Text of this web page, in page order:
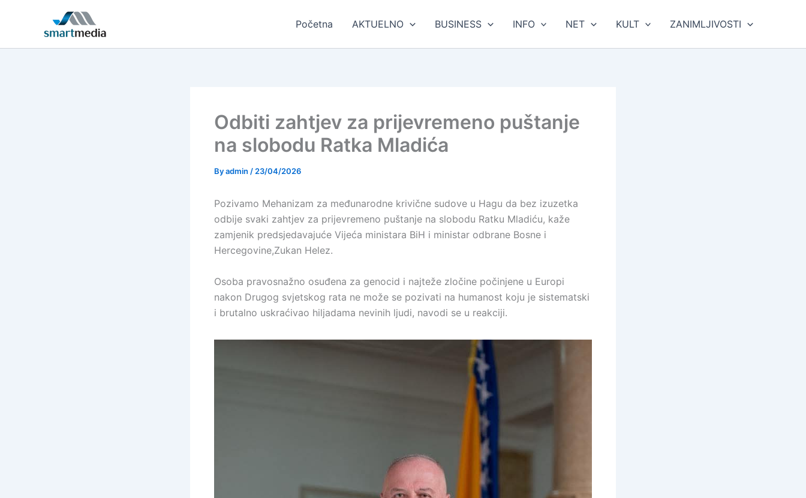
Početna AKTUELNO BUSINESS INFO NET KULT ZANIMLJIVOSTI
Odbiti zahtjev za prijevremeno puštanje
na slobodu Ratka Mladića
Byadmin / 23/04/2026
Pozivamo Mehanizam za međunarodne krivične sudove u Hagu da bez izuzetka
odbije svaki zahtjev za prijevremeno puštanje na slobodu Ratku Mladiću, kaže
zamjenik predsjedavajuće Vijeća ministara BiH i ministar odbrane Bosne i
Hercegovine,Zukan Helez.
Osoba pravosnažno osuđena za genocid i najteže zločine počinjene u Europi
nakon Drugog svjetskog rata ne može se pozivati na humanost koju je sistematski
i brutalno uskraćivao hiljadama nevinih ljudi, navodi se u reakciji.